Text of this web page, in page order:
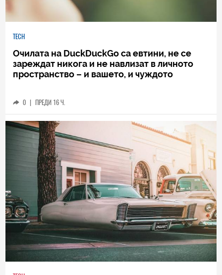
TECH
Очилата на DuckDuckGo са евтини, не се
зареждат никога и не навлизат в личното
пространство – и вашето, и чуждото
0 | ПРЕДИ 16 Ч.